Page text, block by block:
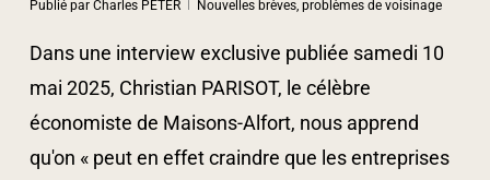
Publié par Charles PETER Nouvelles brèves, problèmes de voisinage
Dans une interview exclusive publiée samedi 10
mai 2025, Christian PARISOT, le célèbre
économiste de Maisons-Alfort, nous apprend
qu'on « peut en effet craindre que les entreprises